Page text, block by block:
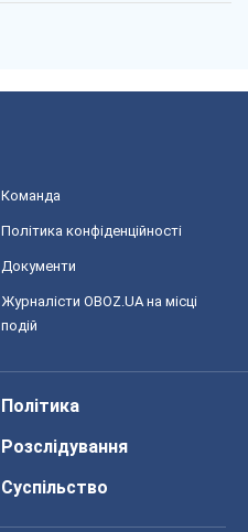
Команда
Політика конфіденційності
Документи
Журналісти OBOZ.UA на місці
подій
Політика
Розслідування
Суспільство